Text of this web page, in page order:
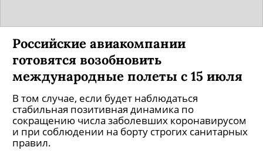
Российские авиакомпании
готовятся возобновить
международные полеты с 15 июля
В том случае, если будет наблюдаться
стабильная позитивная динамика по
сокращению числа заболевших коронавирусом
и при соблюдении на борту строгих санитарных
правил.